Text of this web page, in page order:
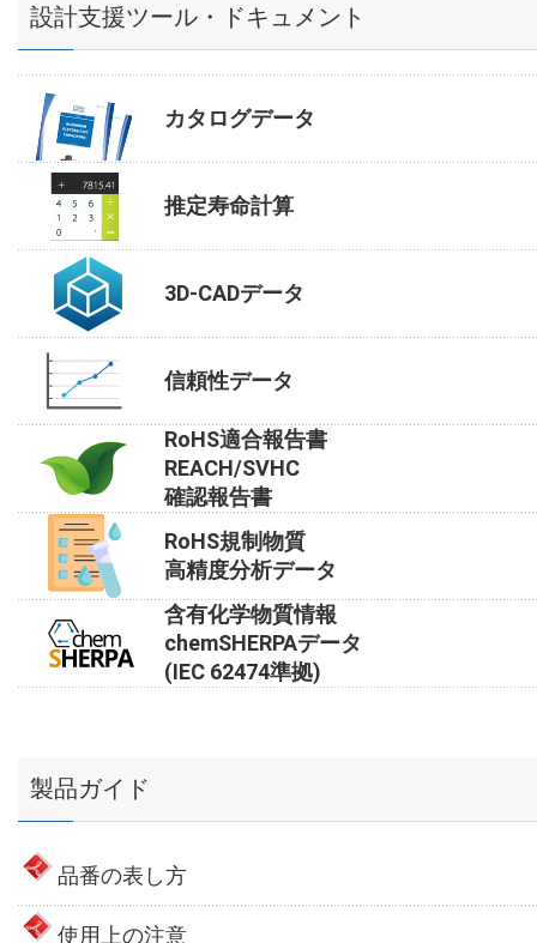
設計支援ツール・ドキュメント
カタログデータ
推定寿命計算
3D-CADデータ
信頼性データ
RoHS適合報告書
REACH/SVHC
確認報告書
RoHS規制物質
高精度分析データ
含有化学物質情報
chemSHERPAデータ
(IEC 62474準拠)
製品ガイド
品番の表し方
使用上の注意